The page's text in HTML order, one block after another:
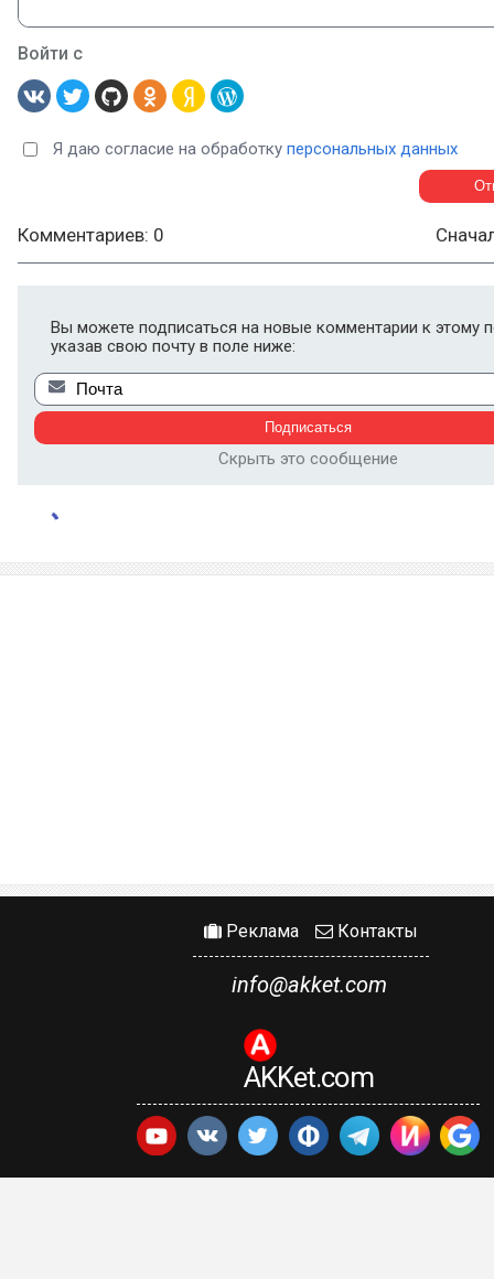
Войти с
Я даю согласие на обработку персональных данных
Комментариев: 0
Вы можете подписаться на новые комментарии к этому
указав свою почту в поле ниже:
Скрыть это сообщение
Реклама Контакты
info@akket.com
AKKet.com